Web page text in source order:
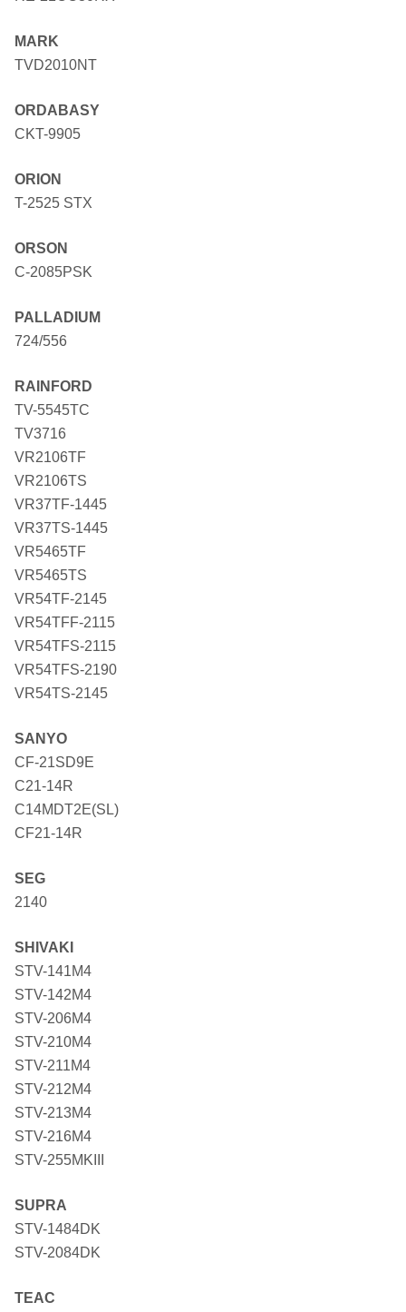
MARK
TVD2010NT
ORDABASY
CKT-9905
ORION
T-2525 STX
ORSON
C-2085PSK
PALLADIUM
724/556
RAINFORD
TV-5545TC
TV3716
VR2106TF
VR2106TS
VR37TF-1445
VR37TS-1445
VR5465TF
VR5465TS
VR54TF-2145
VR54TFF-2115
VR54TFS-2115
VR54TFS-2190
VR54TS-2145
SANYO
CF-21SD9E
C21-14R
C14MDT2E(SL)
CF21-14R
SEG
2140
SHIVAKI
STV-141M4
STV-142M4
STV-206M4
STV-210M4
STV-211M4
STV-212M4
STV-213M4
STV-216M4
STV-255MKIII
SUPRA
STV-1484DK
STV-2084DK
TEAC